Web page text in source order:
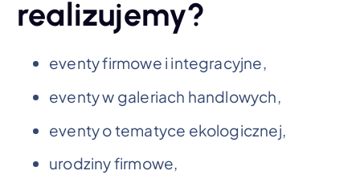
realizujemy?
eventy firmowe i integracyjne,
eventy w galeriach handlowych,
eventy o tematyce ekologicznej,
urodziny firmowe,